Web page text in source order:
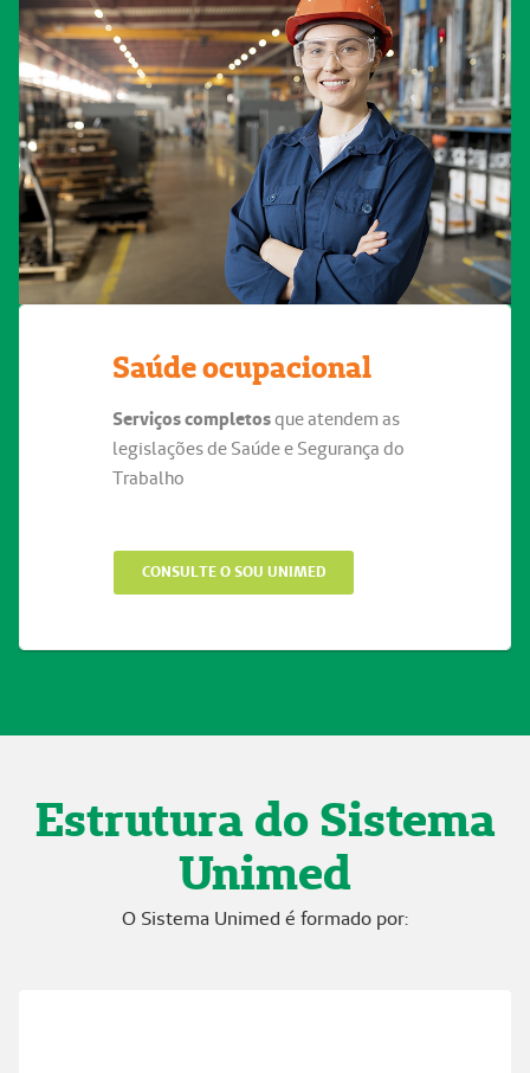
Saúde ocupacional
Serviços completosque atendem as
legislações de Saúde e Segurança do
Trabalho
CONSULTE O SOU UNIMED
Estrutura do Sistema
Unimed
O Sistema Unimed é formado por: